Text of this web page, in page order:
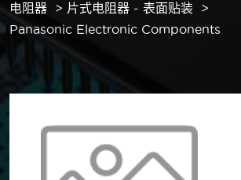
电阻器
片式电阻器 - 表面贴装
Panasonic Electronic Components